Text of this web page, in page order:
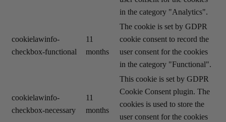
Load More Follow on Instagram
in the category "Analytics".
cookielawinfo-
checkbox-functional
11
months
The cookie is set by GDPR
cookie consent to record the
user consent for the cookies
in the category "Functional".
cookielawinfo-
checkbox-necessary
11
months
This cookie is set by GDPR
Cookie Consent plugin. The
cookies is used to store the
user consent for the cookies